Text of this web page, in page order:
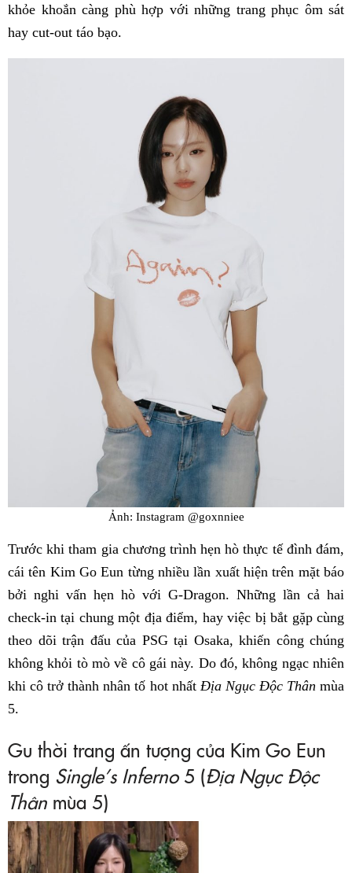
khỏe khoắn càng phù hợp với những trang phục ôm sát
hay cut-out táo bạo.
Ảnh: Instagram @goxnniee
Trước khi tham gia chương trình hẹn hò thực tế đình đám,
cái tên Kim Go Eun từng nhiều lần xuất hiện trên mặt báo
bởi nghi vấn hẹn hò với G-Dragon. Những lần cả hai
check-in tại chung một địa điểm, hay việc bị bắt gặp cùng
theo dõi trận đấu của PSG tại Osaka, khiến công chúng
không khỏi tò mò về cô gái này. Do đó, không ngạc nhiên
khi cô trở thành nhân tố hot nhất Địa Ngục Độc Thân mùa
5.
Gu thời trang ấn tượng của Kim Go Eun
trong Single’s Inferno 5 (Địa Ngục Độc
Thân mùa 5)